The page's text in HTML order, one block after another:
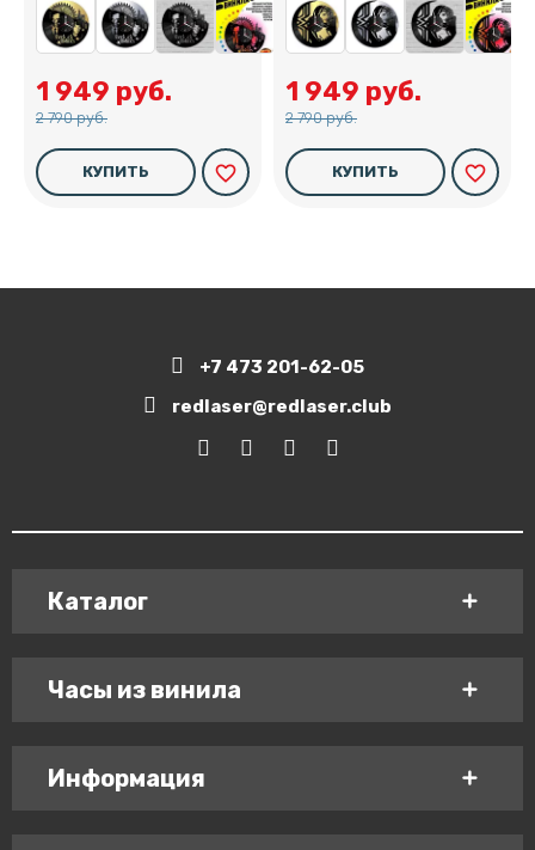
1 949 руб.
2 790 руб.
КУПИТЬ favorite_border
1 949 руб.
2 790 руб.
КУПИТЬ favorite_border
+7 473 201-62-05
redlaser@redlaser.club
Каталог
Часы из винила
Информация